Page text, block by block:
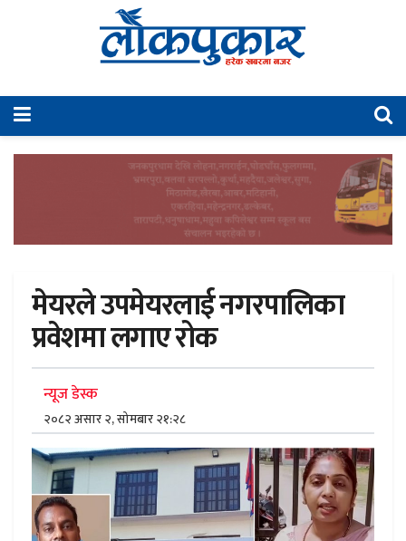
मेयरले उपमेयरलाई नगरपालिका
प्रवेशमा लगाए रोक
न्यूज डेस्क
२०८२ असार २, सोमबार २१:२८